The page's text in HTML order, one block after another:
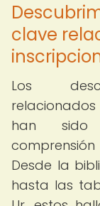
clave
Los
han sido
Desde la
hasta las